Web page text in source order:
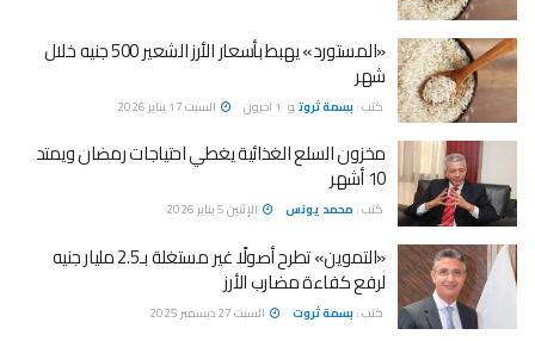
«المستورد» يهبط بأسعار الأرز الشعير 500 جنيه خلال
شهر
كتب : بسمة ثروتو 1 اخرون السبت 17 يناير 2026
مخزون السلع الغذائية يغطي احتياجات رمضان ويمتد
10 أشهر
كتب : محمد يونس الإثنين 5 يناير 2026
«التموين» تطرح أصولًا غير مستغلة بـ2.5 مليار جنيه
لرفع كفاءة مضارب الأرز
كتب : بسمة ثروت السبت 27 ديسمبر 2025